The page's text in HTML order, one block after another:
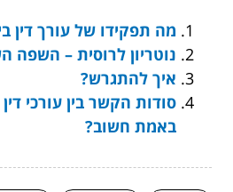
מה תפקידו של עורך דין
נוטריון לרוסית – השפה
איך להתגרש?
סודות הקשר בין עורכי
באמת חשוב?